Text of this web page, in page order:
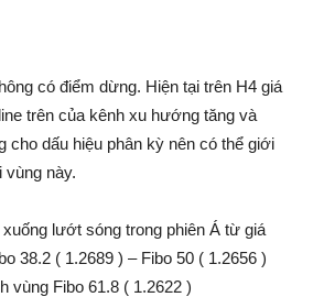
có điểm dừng. Hiện tại trên H4 giá
trên của kênh xu hướng tăng và
cho dấu hiệu phân kỳ nên có thể giới
vùng này.
lướt sóng trong phiên Á từ giá
38.2 ( 1.2689 ) – Fibo 50 ( 1.2656 )
vùng Fibo 61.8 ( 1.2622 )